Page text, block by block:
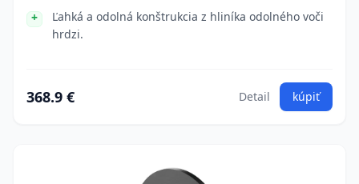
Ľahká a odolná konštrukcia z hliníka odolného voči
hrdzi.
368.9 € Detail kúpiť